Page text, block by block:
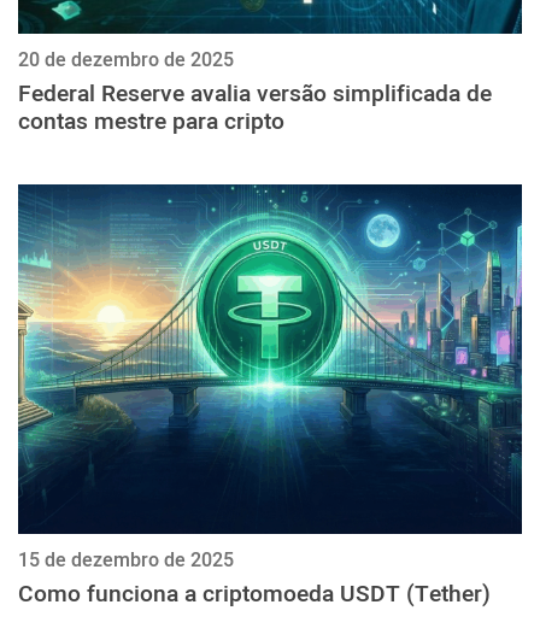
20 de dezembro de 2025
Federal Reserve avalia versão simplificada de
contas mestre para cripto
15 de dezembro de 2025
Como funciona a criptomoeda USDT (Tether)